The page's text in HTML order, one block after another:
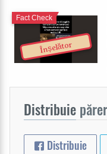
Înșelător
Fact Check
Distribuie
Distribuie